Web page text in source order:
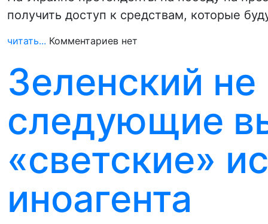
получить доступ к средствам, которые
читать... Комментариев нет
Зеленский
следующие
«светские»
иноагента